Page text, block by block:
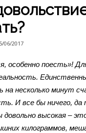
06/2017
особенно поесть»!
несколько минут
И все бы ничего, да
высокая –
килограммов,